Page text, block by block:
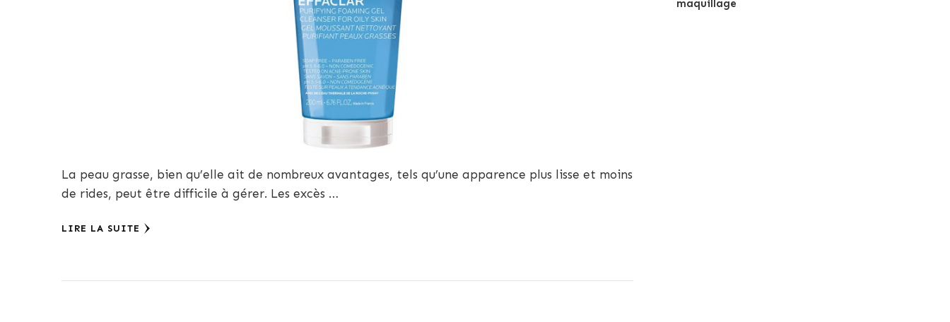
La peau grasse, bien qu’elle ait de nombreux avantages, tels qu’une apparence plus lisse et moins
de rides, peut être difficile à gérer. Les excès …
LIRE LA SUITE
maquillage